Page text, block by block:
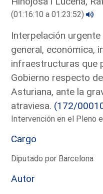
(01:16:10 a 01:23:52)
Interpelación
general, económica,
infraestructuras que
Gobierno respecto
Asturiana, ante la
atraviesa. (172/
Intervención en el Pleno
Cargo
Diputado por Barcelona
Autor